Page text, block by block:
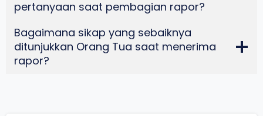
pertanyaan saat pembagian rapor?
Bagaimana sikap yang sebaiknya
ditunjukkan Orang Tua saat menerima
rapor?